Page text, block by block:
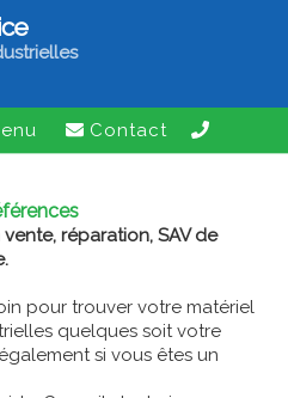
Contact
réparation, SAV de
pour trouver votre matériel
quelques soit votre
si vous êtes un